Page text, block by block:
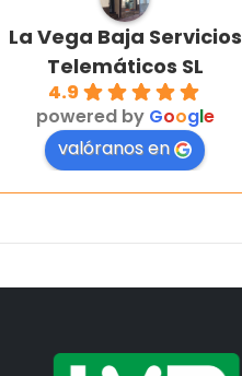
La Vega Baja Servicios
Telemáticos SL
4.9
powered by Google
valóranos en
hace 3 años
Buena atención al
cliente.Son muy
profesionales.